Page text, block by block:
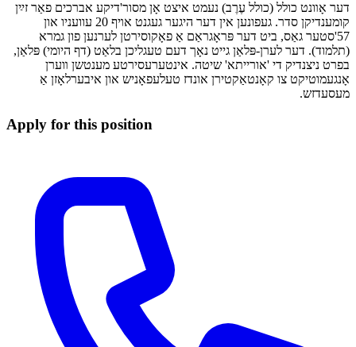
דער אָװנט כולל (כולל עֶרֶב) נעמט איצט אָן מסור'דיקע אברכים פאַר זײַן
קומענדיקן סדר. געפונען אין דער היגער געגנט אױף 20 עוועניו און
57'סטער גאַס, ביט דער פּראָגראַם אַ פאָקוסירטן לערנען פון גמרא
(תלמוד). דער לערן-פּלאַן גייט נאָך דעם טעגליכן בלאַט (דף היומי) פּלאַן,
בפרט ניצנדיק די 'אורייתא' שיטה. אינטערעסירטע מענטשן װערן
אָנגעמוטיקט צו קאָנטאַקטירן אונדז טעלעפאָניש און איבערלאָזן אַ
מעסעדזש.
Apply for this position